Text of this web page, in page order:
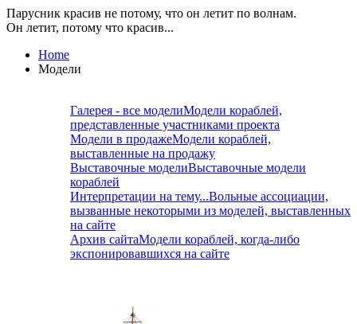
Парусник красив не потому, что он летит по волнам.
Он летит, потому что красив...
Home
Модели
Галерея - все моделиМодели кораблей,
представленные участниками проекта
Модели в продажеМодели кораблей,
выставленные на продажу
Выставочные моделиВыставочные модели
кораблей
Интерпретации на тему...Вольные ассоциации,
вызванные некоторыми из моделей, выставленных
на сайте
Архив сайтаМодели кораблей, когда-либо
экспонировавшихся на сайте